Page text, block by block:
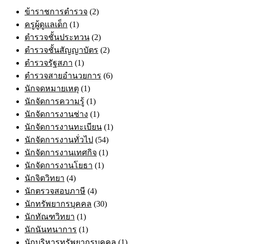
ข้าราชการตำรวจ (2)
ครูผู้ดูแลเด็ก (1)
ตำรวจชั้นประทวน (2)
ตำรวจชั้นสัญญาบัตร (2)
ตำรวจรัฐสภา (1)
ตำรวจสายอำนวยการ (6)
นักจดหมายเหตุ (1)
นักจัดการความรู้ (1)
นักจัดการงานช่าง (1)
นักจัดการงานทะเบียน (1)
นักจัดการงานทั่วไป (54)
นักจัดการงานเทศกิจ (1)
นักจัดการงานโยธา (1)
นักจิตวิทยา (4)
นักตรวจสอบภาษี (4)
นักทรัพยากรบุคคล (30)
นักทัณฑวิทยา (1)
นักนันทนาการ (1)
นักบริหารทรัพยากรบุคคล (1)